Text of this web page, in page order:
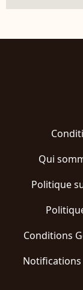
Qui
Politique
Conditions
Notifications